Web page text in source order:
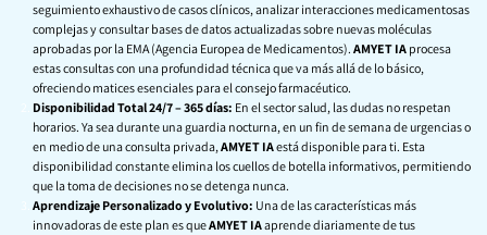
seguimiento exhaustivo de casos clínicos, analizar interacciones medicamentosas
complejas y consultar bases de datos actualizadas sobre nuevas moléculas
aprobadas por la EMA (Agencia Europea de Medicamentos). AMYET IA procesa
estas consultas con una profundidad técnica que va más allá de lo básico,
ofreciendo matices esenciales para el consejo farmacéutico.
Disponibilidad Total 24/7 – 365 días: En el sector salud, las dudas no respetan
horarios. Ya sea durante una guardia nocturna, en un fin de semana de urgencias o
en medio de una consulta privada,AMYET IAestá disponible para ti. Esta
disponibilidad constante elimina los cuellos de botella informativos, permitiendo
que la toma de decisiones no se detenga nunca.
Aprendizaje Personalizado y Evolutivo: Una de las características más
innovadoras de este plan es queAMYET IAaprende diariamente de tus